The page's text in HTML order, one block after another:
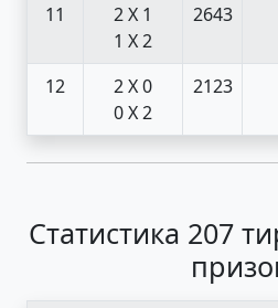
11
2 X 1
1 X 2
2643
12
2 X 0
0 X 2
2123
Статистика 207